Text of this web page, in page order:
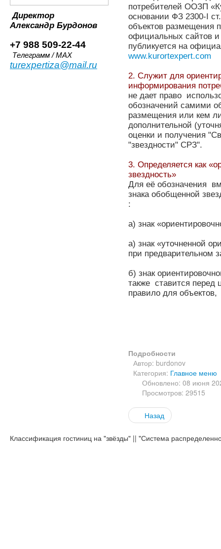
Директор
Александр Бурдонов
+7 988 509-22-44
Телеграмм / MAX
turexpertiza@mail.ru
потребителей ООЗП
основании ФЗ 2300-I
объектов размещения
официальных сайтов
публикуется на
www.kurortexpert.com
2. Служит для
информирования
не дает право
обозначений самими
размещения или кем
дополнительной
оценки и получения
"звездности" СРЗ".
3. Определяется как
звездность»
Для её обозначения
знака обобщенной
:
а) знак
а) знак «уточненной
при предварительном
б) знак
также ставится
правило для объектов,
Подробности
Автор: burdonov
Категория: Главное меню
Обновлено: 08 июня
Просмотров: 29515
Назад
Классификация гостиниц на "звёзды" || "Система